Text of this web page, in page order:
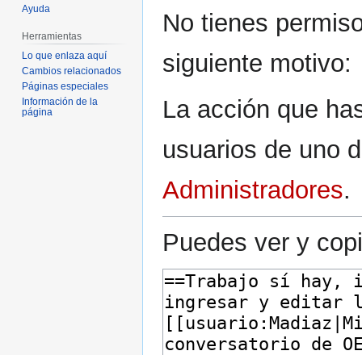
a
navegación
a
búsqueda
No tienes
siguiente motivo:
La acción que
usuarios de uno
Administradores.
Puedes ver y
Ayuda
Herramientas
Lo que enlaza aquí
Cambios relacionados
Páginas especiales
Información de la
página